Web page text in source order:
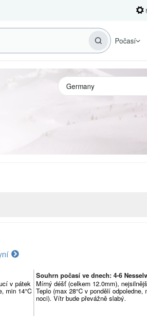
Počasí
v pátek
min 14°C
Souhrn počasí ve dnech: 4-6
Mírný déšť (celkem 12.0mm),
Teplo (max 28°C v pondělí odpoledne,
noci). Vítr bude převážně slabý.